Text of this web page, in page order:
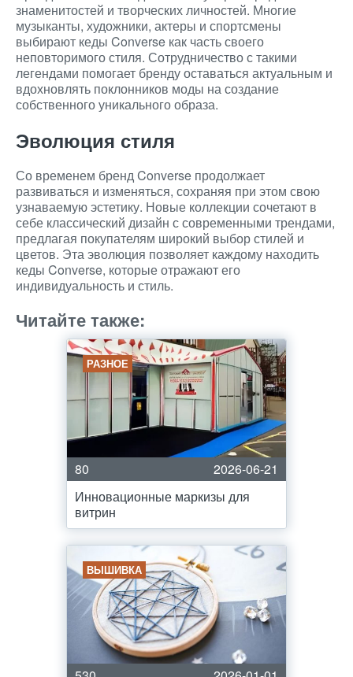
знаменитостей и творческих личностей. Многие
музыканты, художники, актеры и спортсмены
выбирают кеды Converse как часть своего
неповторимого стиля. Сотрудничество с такими
легендами помогает бренду оставаться актуальным и
вдохновлять поклонников моды на создание
собственного уникального образа.
Эволюция стиля
Со временем бренд Converse продолжает
развиваться и изменяться, сохраняя при этом свою
узнаваемую эстетику. Новые коллекции сочетают в
себе классический дизайн с современными трендами,
предлагая покупателям широкий выбор стилей и
цветов. Эта эволюция позволяет каждому находить
кеды Converse, которые отражают его
индивидуальность и стиль.
Читайте также:
РАЗНОЕ
80
2026-06-21
Инновационные маркизы для
витрин
ВЫШИВКА